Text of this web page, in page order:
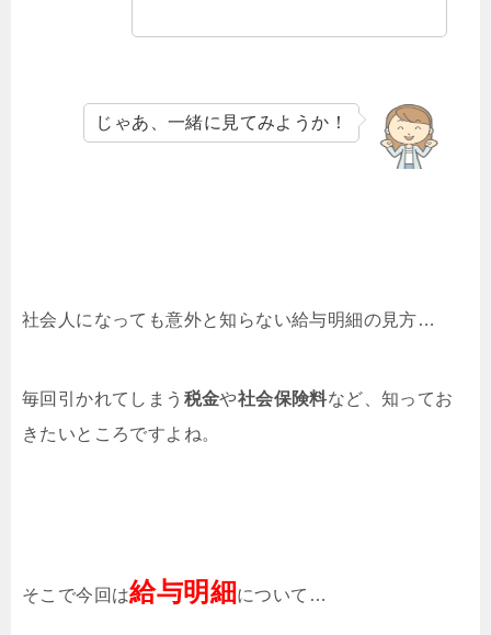
じゃあ、一緒に見てみようか！
社会人になっても意外と知らない給与明細の見方…
毎回引かれてしまう 税金や社会保険料など、知ってお
きたいところですよね。
そこで今回は給与明細 について…